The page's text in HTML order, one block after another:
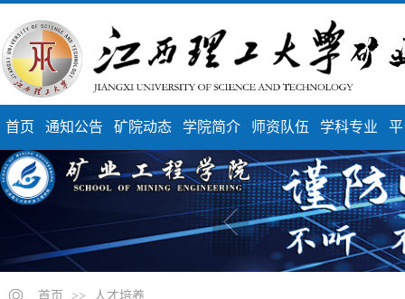
首页 通知公告 矿院动态 学院简介 师资队伍 学科专业
首页 >> 人才培养